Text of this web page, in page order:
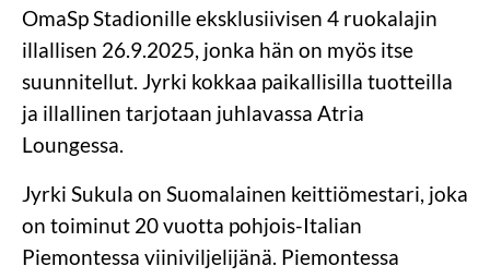
OmaSp Stadionille eksklusiivisen 4 ruokalajin
illallisen 26.9.2025, jonka hän on myös itse
suunnitellut. Jyrki kokkaa paikallisilla tuotteilla
ja illallinen tarjotaan juhlavassa Atria
Loungessa.
Jyrki Sukula on Suomalainen keittiömestari, joka
on toiminut 20 vuotta pohjois-Italian
Piemontessa viiniviljelijänä. Piemontessa